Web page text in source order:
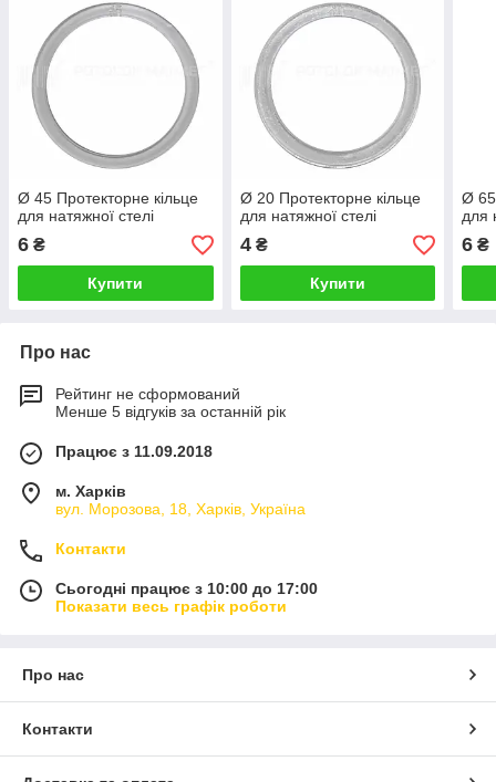
Ø 45 Протекторне кільце
для натяжної стелі
6 ₴
Купити
Ø 20 Протекторне кільце
для натяжної стелі
4₴
Купити
Ø 65
для
6 ₴
Про нас
Рейтинг не сформований
Менше 5 відгуків за останній рік
Працює з 11.09.2018
м. Харків
вул. Морозова, 18, Харків, Україна
Контакти
Сьогодні працює з 10:00 до 17:00
Показати весь графік роботи
Про нас
Контакти